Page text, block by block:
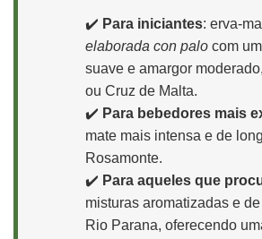
✔️ Para iniciantes: erva-
elaborada con palo com
suave e amargor
ou Cruz de Malta.
✔️ Para bebedores mais
mate mais intensa e de
Rosamonte.
✔️ Para aqueles que
misturas aromatizadas e
Rio Parana, oferecendo